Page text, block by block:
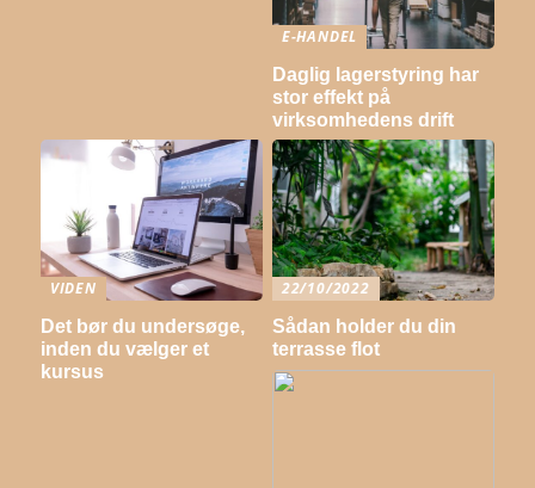
E-HANDEL
Daglig lagerstyring har
stor effekt på
virksomhedens drift
VIDEN
Det bør du undersøge,
inden du vælger et
kursus
22/10/2022
Sådan holder du din
terrasse flot